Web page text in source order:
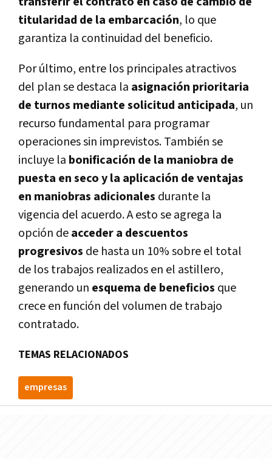
titularidad de la embarcación, lo que
garantiza la continuidad del beneficio.
Por último, entre los principales atractivos
del plan se destaca la asignación prioritaria
de turnos mediante solicitud anticipada, un
recurso fundamental para programar
operaciones sin imprevistos. También se
incluye la bonificación de la maniobra de
puesta en seco y la aplicación de ventajas
en maniobras adicionales durante la
vigencia del acuerdo. A esto se agrega la
opción deacceder a descuentos
progresivos de hasta un 10% sobre el total
de los trabajos realizados en el astillero,
generando un esquema de beneficios que
crece en función del volumen de trabajo
contratado.
TEMAS RELACIONADOS
empresas